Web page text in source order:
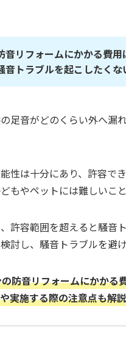
音リフォームにかかる費用
音トラブルを起こしたく
足音がどのくらい外へ漏
性は十分にあり、許容で
もやペットには難しいこ
許容範囲を超えると騒音
討し、騒音トラブルを避
防音リフォームにかかる
実施する際の注意点も解